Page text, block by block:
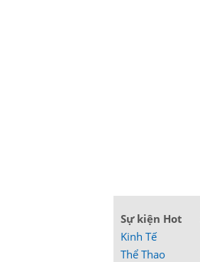
Sự kiện Hot
Kinh Tế
Thể Thao